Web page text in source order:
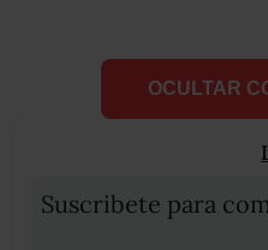
OCULTAR
Suscribete para